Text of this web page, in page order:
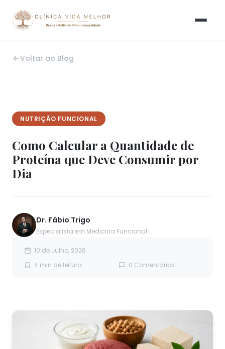
Voltar ao Blog
NUTRIÇÃO FUNCIONAL
Como Calcular a Quantidade de
Proteína que Deve Consumir por
Dia
Dr. Fábio Trigo
Especialista em Medicina Funcional
10 de Julho, 2026
4 min de leitura
0 Comentários